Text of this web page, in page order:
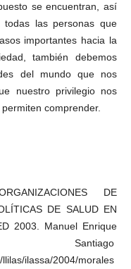
se encuentran, así
las personas que
importantes hacia la
también debemos
del mundo que nos
nuestro privilegio nos
comprender.
DE
DE SALUD EN
2003. Manuel Enrique
ilassa/2004/morales